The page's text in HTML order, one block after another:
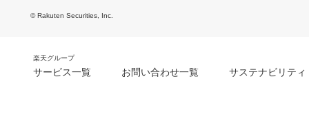
© Rakuten Securities, Inc.
楽天グループ
サービス一覧 お問い合わせ一覧 サステナビリティ